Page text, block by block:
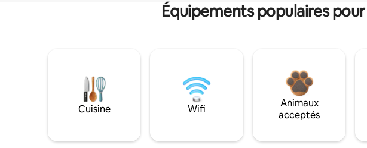
Équipements populaires
Cuisine Wifi
Animaux
acceptés